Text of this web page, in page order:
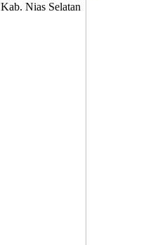
Kab. Nias Selatan